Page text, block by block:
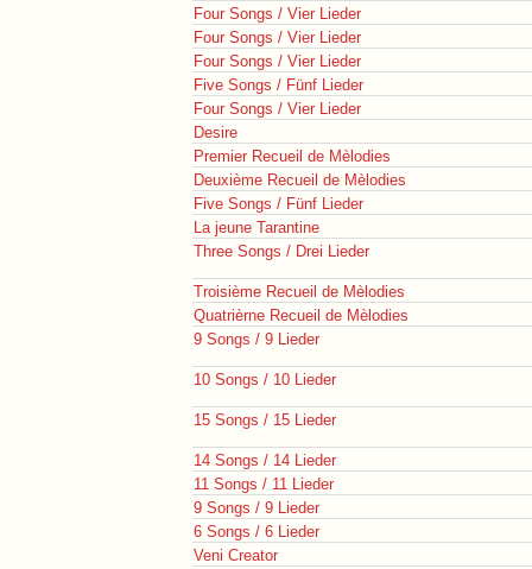
Four Songs / Vier Lieder
Four Songs / Vier Lieder
Four Songs / Vier Lieder
Five Songs / Fünf Lieder
Four Songs / Vier Lieder
Desire
Premier Recueil de Mèlodies
Deuxième Recueil de Mèlodies
Five Songs / Fünf Lieder
La jeune Tarantine
Three Songs / Drei Lieder
Troisième Recueil de Mèlodies
Quatrièrne Recueil de Mèlodies
9 Songs / 9 Lieder
10 Songs / 10 Lieder
15 Songs / 15 Lieder
14 Songs / 14 Lieder
11 Songs / 11 Lieder
9 Songs / 9 Lieder
6 Songs / 6 Lieder
Veni Creator